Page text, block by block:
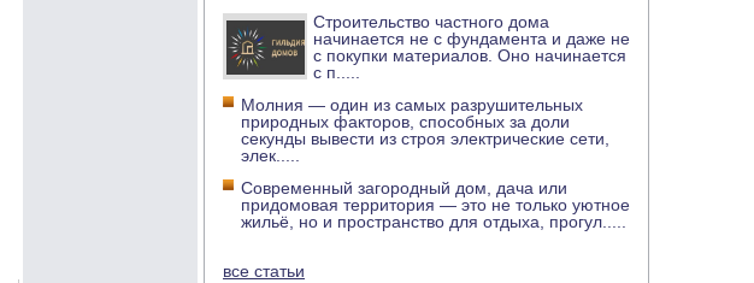
Строительство частного дома
начинается не с фундамента и даже не
с покупки материалов. Оно начинается
с п
Молния — один из самых разрушительных
природных факторов, способных за доли
секунды вывести из строя электрические сети,
элек
Современный загородный дом, дача или
придомовая территория — это не только уютное
жильё, но и пространство для отдыха, прогул
все статьи